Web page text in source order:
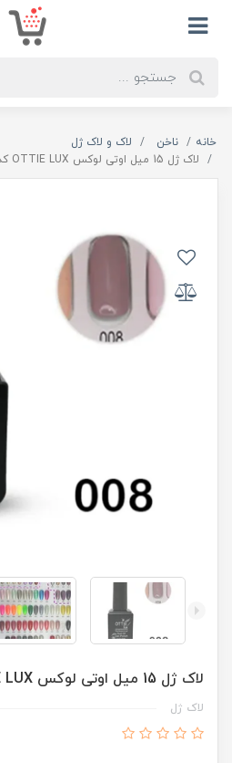
خانه ناخن
لاک و لاک ژل
لاک ژل 15 میل اوتی لوکس OTTIE LUX کد 8
لاک ژل 15 میل اوتی لوکس OTTIE LUX کد 8
لاک ژل